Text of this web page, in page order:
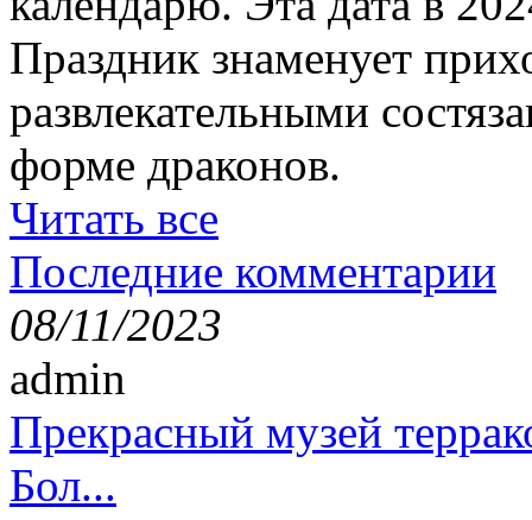
Праздник знаменует
развлекательными
форме драконов.
Читать все
Последние комментарии
08/11/2023
admin
Прекрасный музей
Бол...